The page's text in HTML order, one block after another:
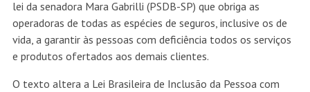
lei da senadora Mara Gabrilli (PSDB-SP) que obriga as
operadoras de todas as espécies de seguros, inclusive os de
vida, a garantir às pessoas com deficiência todos os serviços
e produtos ofertados aos demais clientes.
O texto altera a Lei Brasileira de Inclusão da Pessoa com